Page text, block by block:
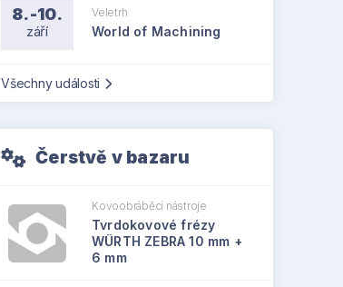
8.-10.
září
Veletrh
World of Machining
Všechny události
Čerstvě v bazaru
Kovoobráběcí nástroje
Tvrdokovové frézy
WÜRTH ZEBRA 10 mm +
6 mm